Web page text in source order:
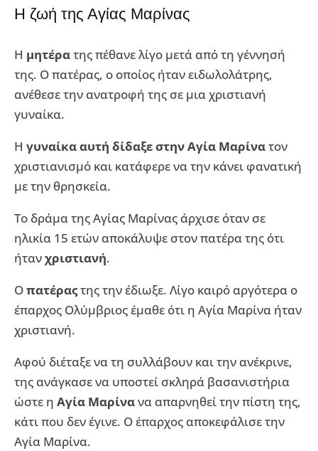
Η ζωή της Αγίας Μαρίνας
Η μητέρατης πέθανε λίγο μετά από τη γέννησή
της. Ο πατέρας, ο οποίος ήταν ειδωλολάτρης,
ανέθεσε την ανατροφή της σε μια χριστιανή
γυναίκα.
Η γυναίκα αυτή δίδαξε στην Αγία Μαρίνατον
χριστιανισμό και κατάφερε να την κάνει φανατική
με την θρησκεία.
Το δράμα της Αγίας Μαρίνας άρχισε όταν σε
ηλικία 15 ετών αποκάλυψε στον πατέρα της ότι
ήτανχριστιανή.
Οπατέραςτης την έδιωξε. Λίγο καιρό αργότερα ο
έπαρχος Ολύμβριος έμαθε ότι η Αγία Μαρίνα ήταν
χριστιανή.
Αφού διέταξε να τη συλλάβουν και την ανέκρινε,
της ανάγκασε να υποστεί σκληρά βασανιστήρια
ώστε η Αγία Μαρίνανα απαρνηθεί την πίστη της,
κάτι που δεν έγινε. Ο έπαρχος αποκεφάλισε την
Αγία Μαρίνα.